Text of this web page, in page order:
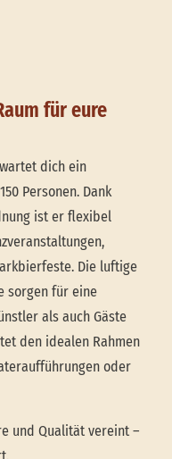
für eure
dich ein
Personen. Dank
ist er flexibel
Die luftige
sorgen für eine
als auch Gäste
den idealen Rahmen
oder
und Qualität vereint –